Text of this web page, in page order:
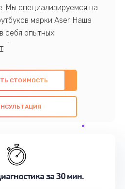
Мы специализируемся на
марки Aser. Наша
себя опытных
знаниями и
и качественный ремонт с
компонентов, а
качество всех
Наша цель - предоставить
Не медлите записаться на
СТОИМОСТЬ
за 30 мин.